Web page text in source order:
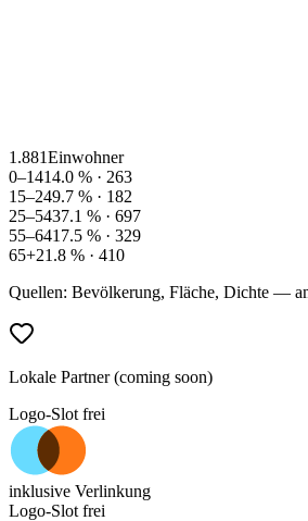
1.881Einwohner
0–1414.0 % · 263
15–249.7 % · 182
25–5437.1 % · 697
55–6417.5 % · 329
65+21.8 % · 410
Quellen: Bevölkerung, Fläche, Dichte —
Lokale Partner (coming soon)
Logo-Slot frei
inklusive Verlinkung
Logo-Slot frei